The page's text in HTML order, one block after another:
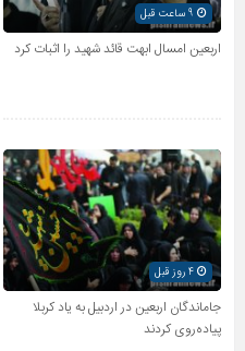
اربعین امسال ابهت قائد شهید را اثبات کرد
4 روز قبل
جاماندگان اربعین در اردبیل به یاد کربلا
پیاده‌روی کردند